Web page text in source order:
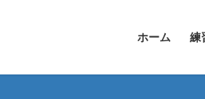
ホーム 練